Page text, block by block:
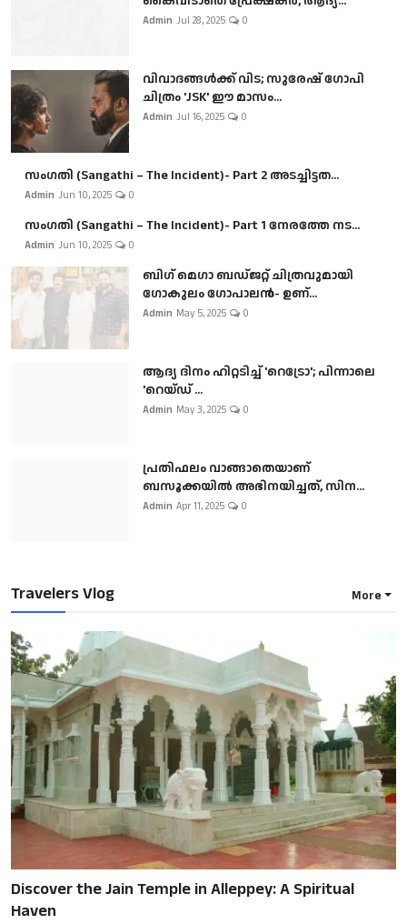
Admin Jul 28, 2025 0
വിവാദങ്ങൾക്ക് വിട; സുരേഷ് ഗോപി
ചിത്രം 'JSK' ഈ മാസം...
Admin Jul 16, 2025 0
സംഗതി (Sangathi – The Incident)- Part 2 അടച്ചിട്ടത...
Admin Jun 10, 2025 0
സംഗതി (Sangathi – The Incident)- Part 1 നേരത്തേ നട...
Admin Jun 10, 2025 0
ബി​ഗ് മെഗാ ബഡ്ജറ്റ് ചിത്രവുമായി
ഗോകുലം ഗോപാലൻ- ഉണ്...
Admin May 5, 2025 0
ആദ്യ ദിനം ഹിറ്റടിച്ച് 'റെട്രോ'; പിന്നാലെ
'റെയ്ഡ് ...
Admin May 3, 2025 0
പ്രതിഫലം വാങ്ങാതെയാണ്
ബസൂക്കയില്‍ അഭിനയിച്ചത്, സിന...
Admin Apr 11, 2025 0
Travelers Vlog More
Discover the Jain Temple in Alleppey: A Spiritual
Haven